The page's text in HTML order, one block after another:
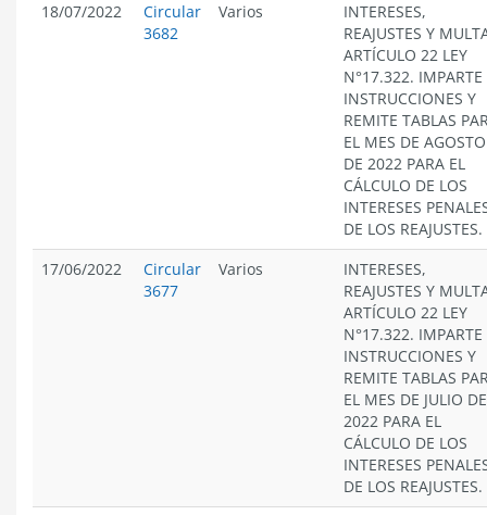
18/07/2022
Circular
3682
Varios
INTERESES,
REAJUSTES Y
ARTÍCULO 22 LEY
N°17.322. IMPARTE
INSTRUCCIONES Y
REMITE TABLAS
EL MES DE AGOSTO
DE 2022 PARA EL
CÁLCULO DE LOS
INTERESES
DE LOS REAJUSTES.
17/06/2022
Circular
3677
Varios
INTERESES,
REAJUSTES Y
ARTÍCULO 22 LEY
N°17.322. IMPARTE
INSTRUCCIONES Y
REMITE TABLAS
EL MES DE JULIO DE
2022 PARA EL
CÁLCULO DE LOS
INTERESES
DE LOS REAJUSTES.